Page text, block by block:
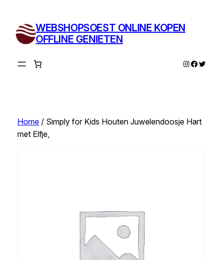
inhoud
WEBSHOPSOEST ONLINE KOPEN
OFFLINE GENIETEN
Instagram
Twitter
Home/ Simply for Kids Houten Juwelendoosje Hart
met Elfje,